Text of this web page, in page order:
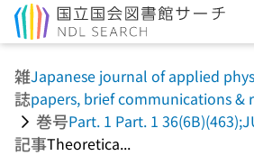
雑
誌
Japanese journal of applied
papers, brief communications &
巻号Part. 1 Part. 1
記事Theoretica...